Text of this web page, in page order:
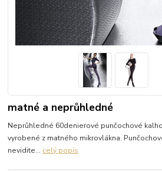
matné a neprůhledné
Neprůhledné 60denierové punčochové
vyrobené z matného mikrovlákna.
nevidite... celý popis